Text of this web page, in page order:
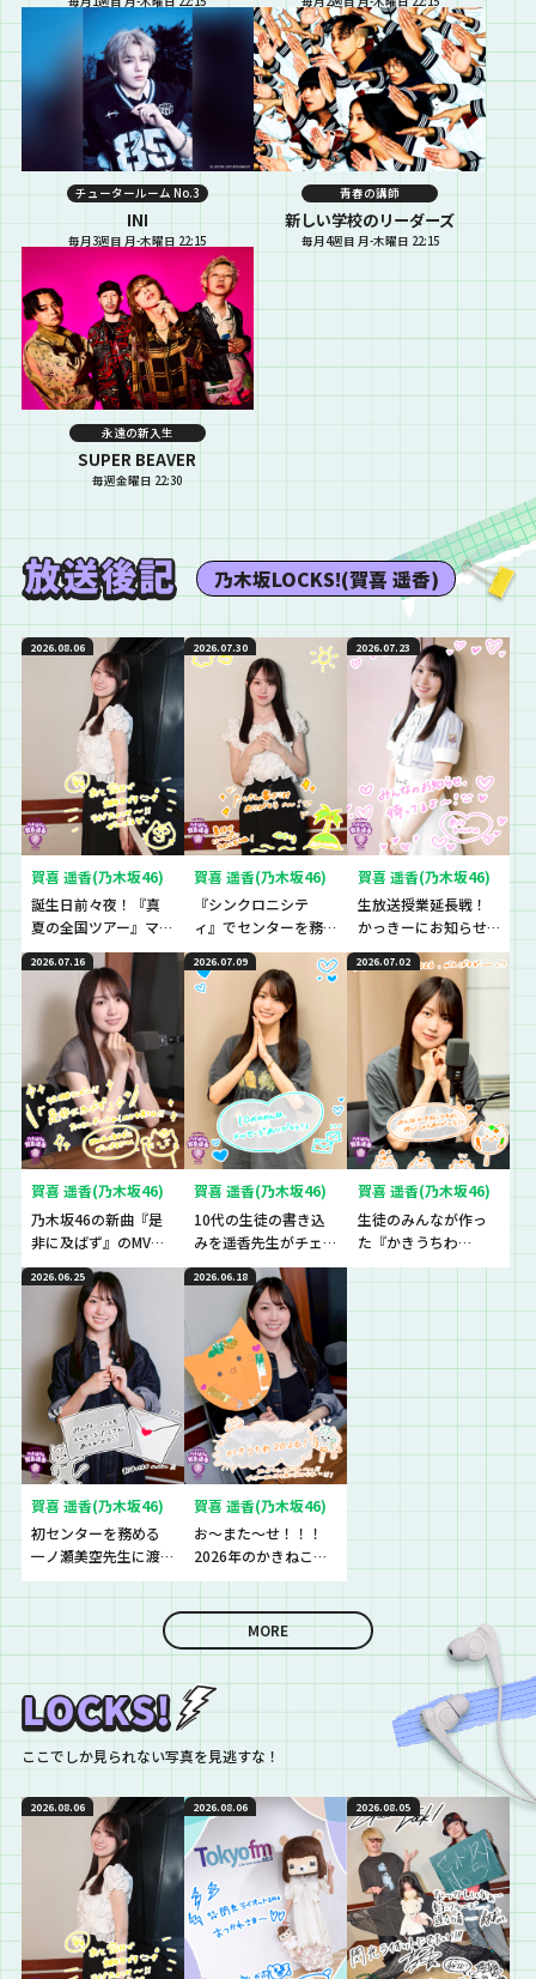
チュータールーム No.3
INI
毎月3週目 月-木曜日 22:15
青春の講師
新しい学校のリーダーズ
毎月4週目 月-木曜日 22:15
永遠の新入生
SUPER BEAVER
毎週金曜日 22:30
乃木坂LOCKS!(賀喜 遥香)
2026.08.06
賀喜 遥香(乃木坂46)
誕生日前々夜！『真
夏の全国ツアー』マ
ストアイテムと
は！？
2026.07.30
賀喜 遥香(乃木坂46)
『シンクロニシテ
ィ』でセンターを務
めた遥香先生の想い
とは？
2026.07.23
賀喜 遥香(乃木坂46)
生放送授業延長戦！
かっきーにお知らせ
です！
2026.07.16
賀喜 遥香(乃木坂46)
乃木坂46の新曲『是
非に及ばず』のMVを
観た生徒の感想をチ
ェック！
2026.07.09
賀喜 遥香(乃木坂46)
10代の生徒の書き込
みを遥香先生がチェ
ック！
2026.07.02
賀喜 遥香(乃木坂46)
生徒のみんなが作っ
た『かきうちわ
2026』を最速でチェ
2026.06.25
賀喜 遥香(乃木坂46)
初センターを務める
一ノ瀬美空先生に渡
したものとは？
2026.06.18
賀喜 遥香(乃木坂46)
お〜また〜せ！！！
2026年のかきねこう
ちわが完成♪♪♪
MORE
ここでしか見られない写真を見逃すな！
2026.08.06 2026.08.06 2026.08.05